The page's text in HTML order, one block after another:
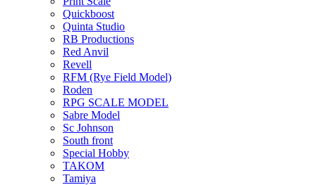
Quickboost
Quinta Studio
RB Productions
Red Anvil
Revell
RFM (Rye Field Model)
Roden
RPG SCALE MODEL
Sabre Model
Sc Johnson
South front
Special Hobby
TAKOM
Tamiya